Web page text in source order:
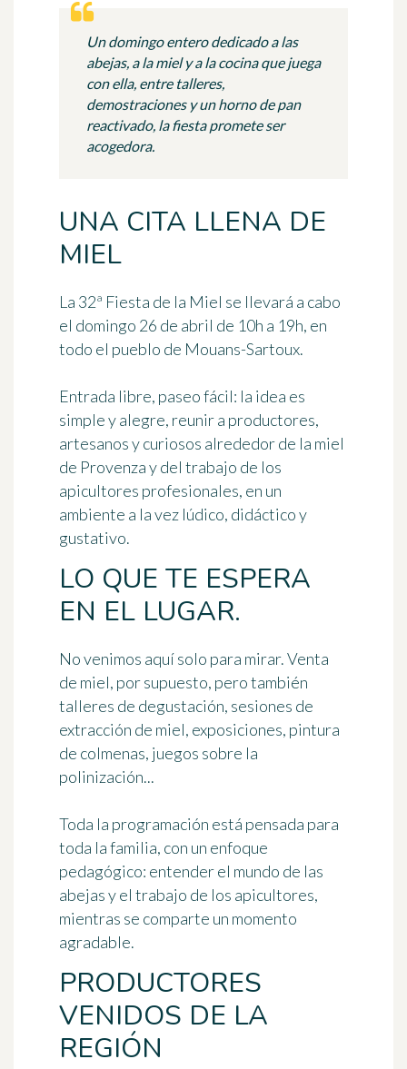
Un domingo entero dedicado a las
abejas, a la miel y a la cocina que juega
con ella, entre talleres,
demostraciones y un horno de pan
reactivado, la fiesta promete ser
acogedora.
UNA CITA LLENA DE
MIEL
La 32ª Fiesta de la Miel se llevará a cabo
el domingo 26 de abril de 10h a 19h, en
todo el pueblo de Mouans-Sartoux.
Entrada libre, paseo fácil: la idea es
simple y alegre, reunir a productores,
artesanos y curiosos alrededor de la miel
de Provenza y del trabajo de los
apicultores profesionales, en un
ambiente a la vez lúdico, didáctico y
gustativo.
LO QUE TE ESPERA
EN EL LUGAR.
No venimos aquí solo para mirar. Venta
de miel, por supuesto, pero también
talleres de degustación, sesiones de
extracción de miel, exposiciones, pintura
de colmenas, juegos sobre la
polinización...
Toda la programación está pensada para
toda la familia, con un enfoque
pedagógico: entender el mundo de las
abejas y el trabajo de los apicultores,
mientras se comparte un momento
agradable.
PRODUCTORES
VENIDOS DE LA
REGIÓN